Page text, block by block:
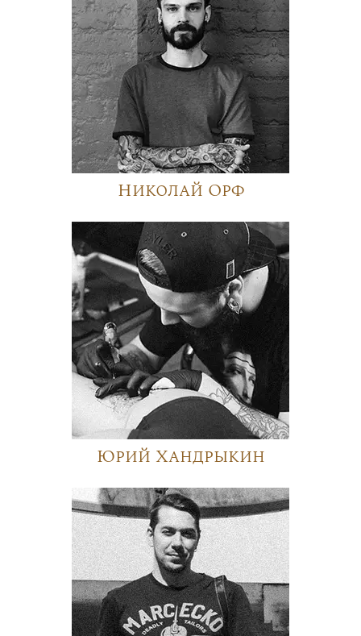
Николай Орф
Юрий Хандрыкин